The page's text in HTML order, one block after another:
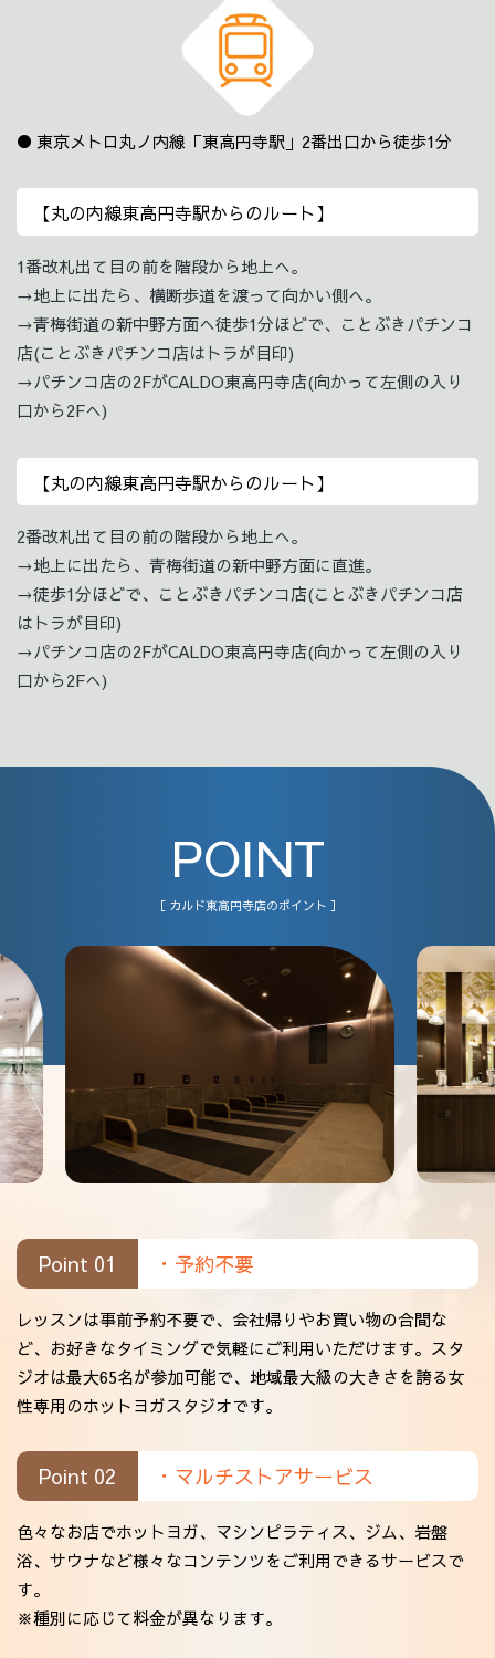
東京メトロ丸ノ内線「東高円寺駅」2番出口から徒歩1分
【丸の内線東高円寺駅からのルート】
1番改札出て目の前を階段から地上へ。
→地上に出たら、横断歩道を渡って向かい側へ。
→青梅街道の新中野方面へ徒歩1分ほどで、ことぶきパチンコ
店(ことぶきパチンコ店はトラが目印)
→パチンコ店の2FがCALDO東高円寺店(向かって左側の入り
口から2Fへ)
【丸の内線東高円寺駅からのルート】
2番改札出て目の前の階段から地上へ。
→地上に出たら、青梅街道の新中野方面に直進。
→徒歩1分ほどで、ことぶきパチンコ店(ことぶきパチンコ店
はトラが目印)
→パチンコ店の2FがCALDO東高円寺店(向かって左側の入り
口から2Fへ)
POINT
［ カルド東高円寺店のポイント ］
Point 01 ・予約不要
レッスンは事前予約不要で、会社帰りやお買い物の合間な
ど、お好きなタイミングで気軽にご利用いただけます。スタ
ジオは最大65名が参加可能で、地域最大級の大きさを誇る女
性専用のホットヨガスタジオです。
Point 02 ・マルチストアサービス
色々なお店でホットヨガ、マシンピラティス、ジム、岩盤
浴、サウナなど様々なコンテンツをご利用できるサービスで
す。
※種別に応じて料金が異なります。